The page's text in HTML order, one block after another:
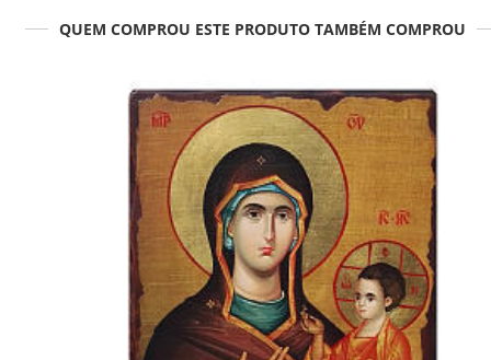
QUEM COMPROU ESTE PRODUTO TAMBÉM COMPROU